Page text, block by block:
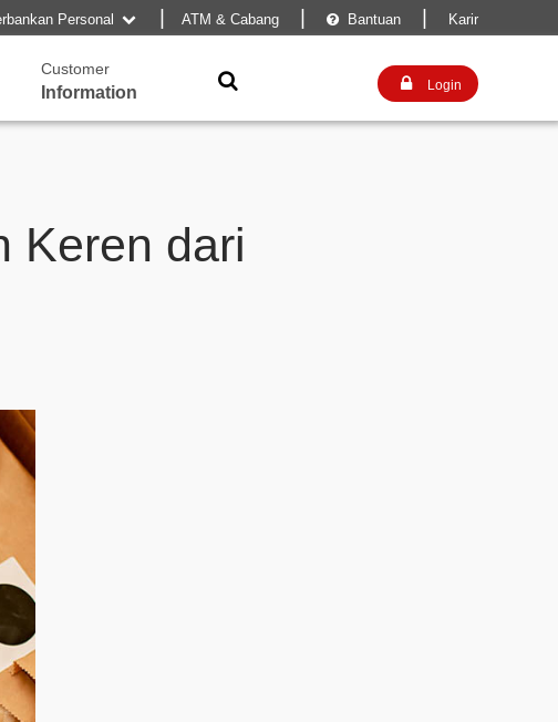
Personal  |ATM & Cabang  Bantuan Karir
Customer
Information
  Login
Keren dari